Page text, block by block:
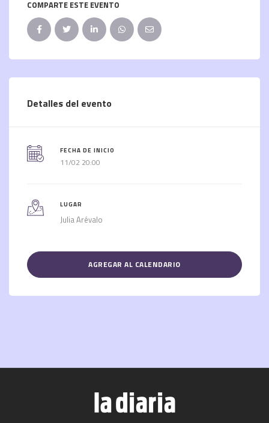
COMPARTE ESTE EVENTO
Detalles del evento
FECHA DE INICIO
11/02 20:00
LUGAR
Julia Arévalo
AGREGAR AL CALENDARIO